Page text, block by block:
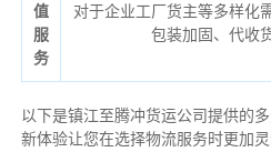
值
服
务
对于企业工厂货主等多样化
包装加固、代收
以下是镇江至腾冲货运公司提供的
新体验让您在选择物流服务时更加灵